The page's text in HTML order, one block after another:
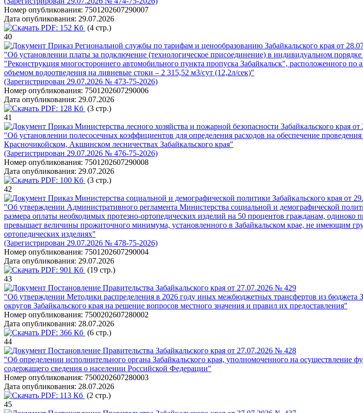
Номер опубликования: 7501202607290007
Дата опубликования: 29.07.2026
PDF: 152 Кб (4 стр.)
40
Приказ Региональной службы по тарифам и ценообразованию Забайкальского края от
"Об установлении платы за подключение (технологическое присоединение) в индивидуальном
"Реконструкция многостороннего автомобильного пункта пропуска Забайкальск", расположенного по
объемом водоотведения на ливневые стоки – 2 315,52 м3/сут (12,2л/сек)"
(Зарегистрирован 29.07.2026 № 473-75-2026)
Номер опубликования: 7501202607290006
Дата опубликования: 29.07.2026
PDF: 128 Кб (3 стр.)
41
Приказ Министерства лесного хозяйства и пожарной безопасности Забайкальского края
"Об установлении полесосечных коэффициентов для определения расходов на обеспечение
Красночикойском, Акшинском лесничествах Забайкальского края"
(Зарегистрирован 29.07.2026 № 476-75-2026)
Номер опубликования: 7501202607290008
Дата опубликования: 29.07.2026
PDF: 100 Кб (3 стр.)
42
Приказ Министерства социальной и демографической политики Забайкальского края от
"Об утверждении Административного регламента Министерства социальной и демографической
размера оплаты необходимых протезно-ортопедических изделий на 50 процентов гражданам,
превышает величины прожиточного минимума, установленного в Забайкальском крае, не имеющим
ортопедических изделиях"
(Зарегистрирован 29.07.2026 № 478-75-2026)
Номер опубликования: 7501202607290004
Дата опубликования: 29.07.2026
PDF: 901 Кб (19 стр.)
43
Постановление Правительства Забайкальского края от 27.07.2026 № 429
"Об утверждении Методики распределения в 2026 году иных межбюджетных трансфертов из
округов Забайкальского края на решение вопросов местного значения и правил их предоставления"
Номер опубликования: 7500202607280002
Дата опубликования: 28.07.2026
PDF: 366 Кб (6 стр.)
44
Постановление Правительства Забайкальского края от 27.07.2026 № 428
"Об определении исполнительного органа Забайкальского края, уполномоченного на
содержащего сведения о населении Российской Федерации"
Номер опубликования: 7500202607280003
Дата опубликования: 28.07.2026
PDF: 113 Кб (2 стр.)
45